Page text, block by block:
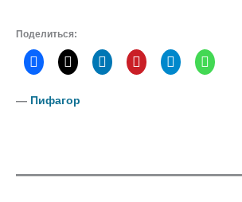
Поделиться:
― Пифагор